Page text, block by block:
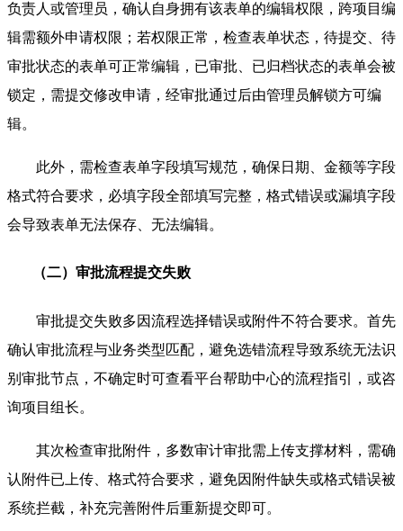
负责人或管理员，确认自身拥有该表单的编辑权限，跨项目编
辑需额外申请权限；若权限正常，检查表单状态，待提交、待
审批状态的表单可正常编辑，已审批、已归档状态的表单会被
锁定，需提交修改申请，经审批通过后由管理员解锁方可编
辑。
此外，需检查表单字段填写规范，确保日期、金额等字段
格式符合要求，必填字段全部填写完整，格式错误或漏填字段
会导致表单无法保存、无法编辑。
（二）审批流程提交失败
审批提交失败多因流程选择错误或附件不符合要求。首先
确认审批流程与业务类型匹配，避免选错流程导致系统无法识
别审批节点，不确定时可查看平台帮助中心的流程指引，或咨
询项目组长。
其次检查审批附件，多数审计审批需上传支撑材料，需确
认附件已上传、格式符合要求，避免因附件缺失或格式错误被
系统拦截，补充完善附件后重新提交即可。